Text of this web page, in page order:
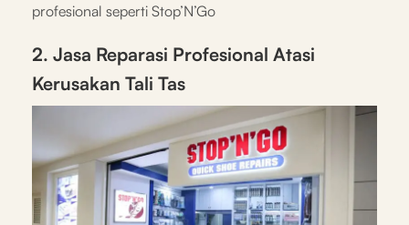
profesional seperti Stop’N’Go
2. Jasa Reparasi Profesional Atasi
Kerusakan Tali Tas